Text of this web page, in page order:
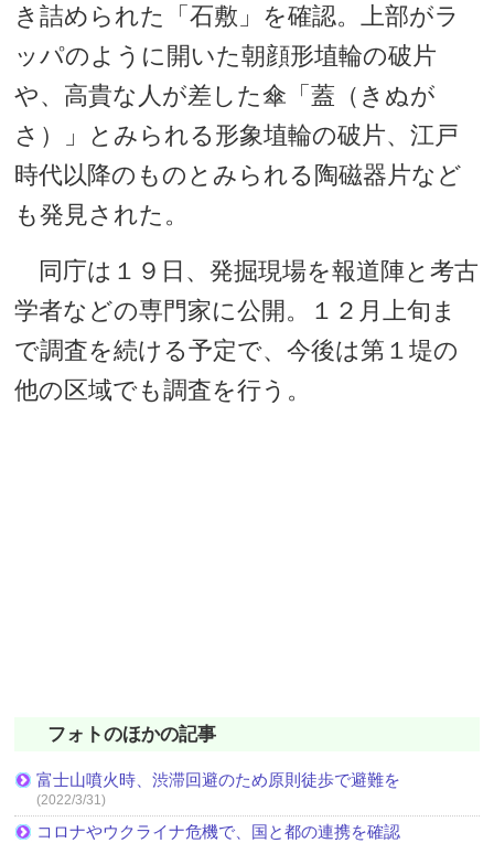
き詰められた「石敷」を確認。上部がラ
ッパのように開いた朝顔形埴輪の破片
や、高貴な人が差した傘「蓋（きぬが
さ）」とみられる形象埴輪の破片、江戸
時代以降のものとみられる陶磁器片など
も発見された。
同庁は１９日、発掘現場を報道陣と考古
学者などの専門家に公開。１２月上旬ま
で調査を続ける予定で、今後は第１堤の
他の区域でも調査を行う。
フォトのほかの記事
富士山噴火時、渋滞回避のため原則徒歩で避難を
(2022/3/31)
コロナやウクライナ危機で、国と都の連携を確認